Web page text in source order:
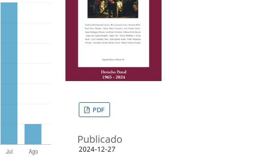
PDF
Publicado
2024-12-27